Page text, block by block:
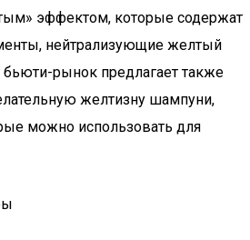
эффектом, которые содержат
нейтрализующие желтый
рынок предлагает также
желтизну шампуни,
можно использовать для